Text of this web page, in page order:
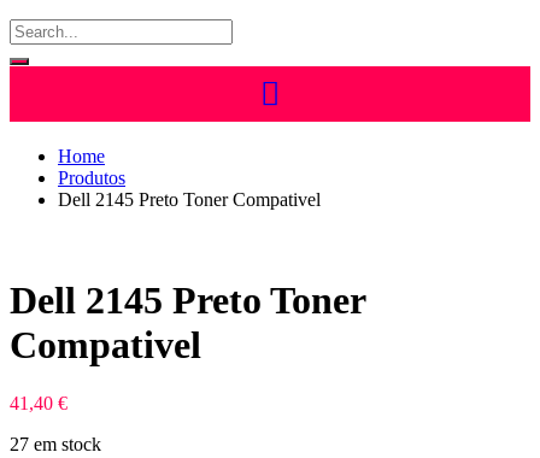
Home
Produtos
Dell 2145 Preto Toner Compativel
Dell 2145 Preto Toner
Compativel
41,40 €
27 em stock